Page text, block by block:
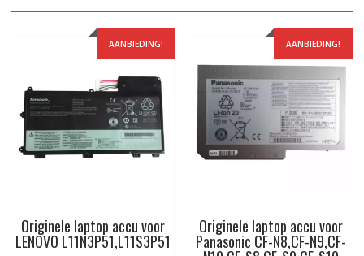
AANBIEDING!
Originele laptop accu voor
LENOVO L11N3P51,L11S3P51
AANBIEDING!
Originele laptop accu voor
Panasonic CF-N8,CF-N9,CF-